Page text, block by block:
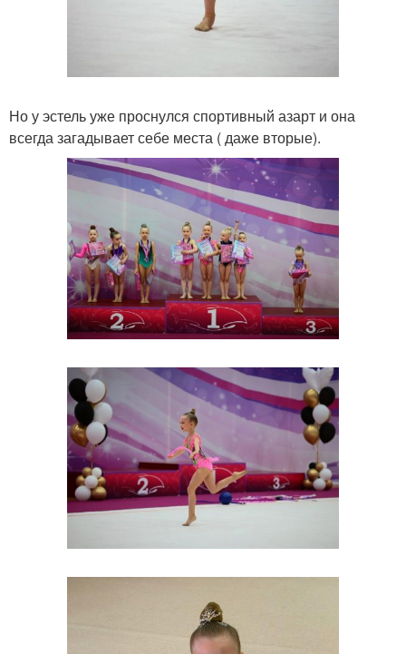
Но у эстель уже проснулся спортивный азарт и она
всегда загадывает себе места ( даже вторые).